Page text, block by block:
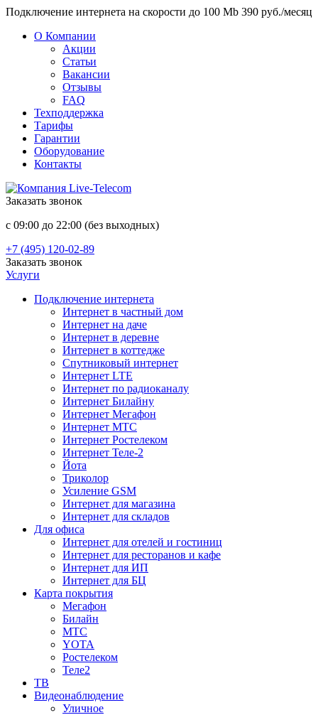
Подключение интернета на скорости до 100 Mb 390 руб./месяц
О Компании
Акции
Статьи
Вакансии
Отзывы
FAQ
Техподдержка
Тарифы
Гарантии
Оборудование
Контакты
Заказать звонок
с 09:00 до 22:00 (без выходных)
+7 (495) 120-02-89
Заказать звонок
Услуги
Подключение интернета
Интернет в частный дом
Интернет на даче
Интернет в деревне
Интернет в коттедже
Спутниковый интернет
Интернет LTE
Интернет по радиоканалу
Интернет Билайну
Интернет Мегафон
Интернет МТС
Интернет Ростелеком
Интернет Теле-2
Йота
Триколор
Усиление GSM
Интернет для магазина
Интернет для складов
Для офиса
Интернет для отелей и гостиниц
Интернет для ресторанов и кафе
Интернет для ИП
Интернет для БЦ
Карта покрытия
Мегафон
Билайн
МТС
YOTA
Ростелеком
Теле2
ТВ
Видеонаблюдение
Уличное